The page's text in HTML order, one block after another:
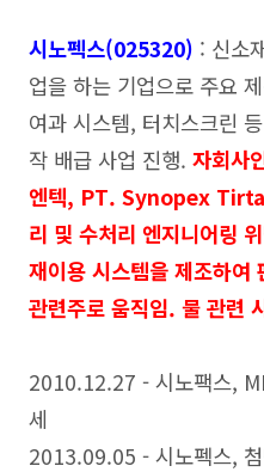
시노펙스(025320) : 신소
업을 하는 기업으로 주요
여과 시스템, 터치스크린
작 배급 사업 진행. 자회사
엔텍, PT. Synopex
리 및 수처리 엔지니어링
재이용 시스템을 제조하여
관련주로 움직임. 물 관련
2010.12.27 - 시노팩스,
세
2013.09.05 - 시노펙스,